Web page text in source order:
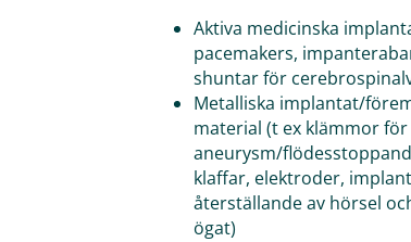
Aktiva medicinska
pacemakers,
shuntar för
Metalliska implantat/
material (t ex klämmor
aneurysm/
klaffar, elektroder,
återställande av hörsel
ögat)